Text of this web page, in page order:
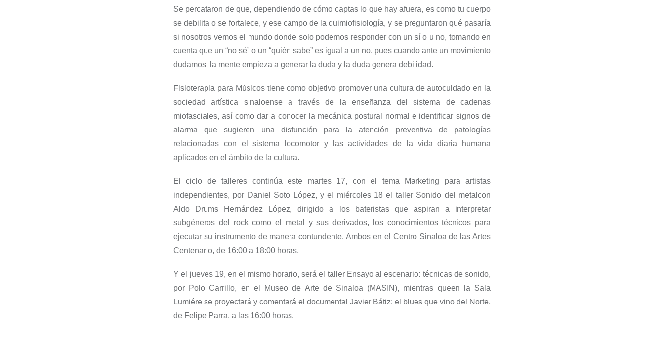
Se percataron de que, dependiendo de cómo captas lo que hay afuera, es como tu cuerpo
se debilita o se fortalece, y ese campo de laquimiofisiología, y se preguntaron qué pasaría
si nosotros vemos el mundo donde solo podemos responder con un sí o u no, tomando en
cuenta que un “no sé” o un “quién sabe” es igual a un no, pues cuando ante un movimiento
dudamos, la mente empieza a generar la duda y la duda genera debilidad.
Fisioterapia para Músicostiene como objetivo promover una cultura de autocuidado en la
sociedad artística sinaloense a través de la enseñanza del sistema de cadenas
miofasciales, así como dar a conocer la mecánica postural normal e identificar signos de
alarma que sugieren una disfunción para la atención preventiva de patologías
relacionadas con el sistema locomotor y las actividades de la vida diaria humana
aplicados en el ámbito de la cultura.
El ciclo de talleres continúa este martes 17, con el tema
Marketing para artistas
independientes, por Daniel Soto López, yel miércoles 18el taller Sonido del metalcon
Aldo
Drums Hernández López, dirigidoa los bateristas que aspiran a interpretar
subgéneros del rock como el metal y sus derivados, los conocimientos técnicos para
ejecutar su instrumento de manera contundente. Ambos en el Centro Sinaloade las Artes
Centenario, de 16:00 a 18:00 horas,
Y e l jueves 19, en el mismo horario, será el taller Ensayo al escenario: técnicas de sonido,
por Polo Carrillo, en el Museo de Arte de Sinaloa (MASIN), mientras queen la Sala
Lumiére se proyectará y comentará el documental Javier Bátiz: el blues que vino del Norte,
de Felipe Parra, a las 16:00 horas.